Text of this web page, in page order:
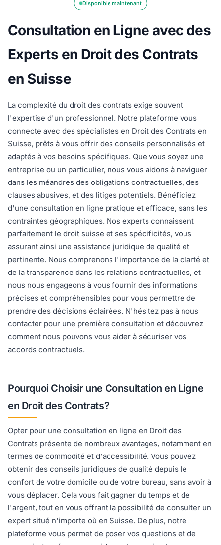
Disponible maintenant
Consultation en Ligne avec des
Experts en Droit des Contrats
en Suisse
La complexité du droit des contrats exige souvent
l'expertise d'un professionnel. Notre plateforme vous
connecte avec des spécialistes en Droit des Contrats en
Suisse, prêts à vous offrir des conseils personnalisés et
adaptés à vos besoins spécifiques. Que vous soyez une
entreprise ou un particulier, nous vous aidons à naviguer
dans les méandres des obligations contractuelles, des
clauses abusives, et des litiges potentiels. Bénéficiez
d'une consultation en ligne pratique et efficace, sans les
contraintes géographiques. Nos experts connaissent
parfaitement le droit suisse et ses spécificités, vous
assurant ainsi une assistance juridique de qualité et
pertinente. Nous comprenons l'importance de la clarté et
de la transparence dans les relations contractuelles, et
nous nous engageons à vous fournir des informations
précises et compréhensibles pour vous permettre de
prendre des décisions éclairées. N'hésitez pas à nous
contacter pour une première consultation et découvrez
comment nous pouvons vous aider à sécuriser vos
accords contractuels.
Pourquoi Choisir une Consultation en Ligne
en Droit des Contrats?
Opter pour une consultation en ligne en Droit des
Contrats présente de nombreux avantages, notamment en
termes de commodité et d'accessibilité. Vous pouvez
obtenir des conseils juridiques de qualité depuis le
confort de votre domicile ou de votre bureau, sans avoir à
vous déplacer. Cela vous fait gagner du temps et de
l'argent, tout en vous offrant la possibilité de consulter un
expert situé n'importe où en Suisse. De plus, notre
plateforme vous permet de poser vos questions et de